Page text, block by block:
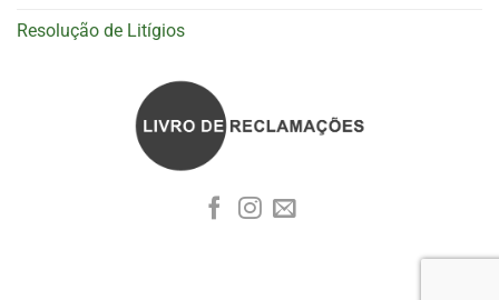
Resolução de Litígios